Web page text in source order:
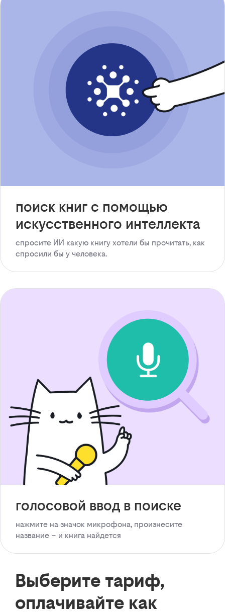
поиск книг с помощью
искусственного интеллекта
спросите ИИ какую книгу хотели бы прочитать, как
спросили бы у человека.
голосовой ввод в поиске
нажмите на значок микрофона, произнесите
название – и книга найдется
Выберите тариф,
оплачивайте как